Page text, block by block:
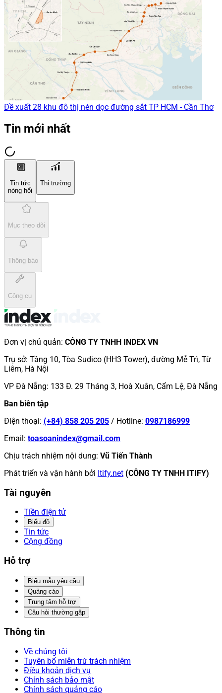
Đề xuất 28 khu đô thị nén dọc đường sắt TP HCM - Cần Thơ
Tin mới nhất
Tin tức
nóng hổi
Thị trường
Mục theo dõi
Thông báo
Công cụ
Đơn vị chủ quản: CÔNG TY TNHH INDEX VN
Trụ sở: Tầng 10, Tòa Sudico (HH3 Tower), đường Mễ Trì, Từ
Liêm, Hà Nội
VP Đà Nẵng: 133 Đ. 29 Tháng 3, Hoà Xuân, Cẩm Lệ, Đà Nẵng
Ban biên tập
Điện thoại: (+84) 858 205 205 / Hotline: 0987186999
Email: toasoanindex@gmail.com
Chịu trách nhiệm nội dung: Vũ Tiến Thành
Phát triển và vận hành bởi Itify.net (CÔNG TY TNHH ITIFY)
Tài nguyên
Tiền điện tử
Biểu đồ
Tin tức
Cộng đồng
Hỗ trợ
Biểu mẫu yêu cầu
Quảng cáo
Trung tâm hỗ trợ
Câu hỏi thường gặp
Thông tin
Về chúng tôi
Tuyên bố miễn trừ trách nhiệm
Điều khoản dịch vụ
Chính sách bảo mật
Chính sách quảng cáo